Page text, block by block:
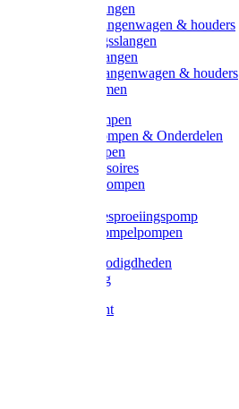
Overige slangen
Overige slangenwagen & houders
Beregeningsslangen
Gardena slangen
Gardena slangenwagen & houders
Slangklemmen
Leader pompen
Zwengelpompen & Onderdelen
Ebara pompen
Pompaccessoires
Excellent pompen
Gardena besproeiingspomp
Gardena dompelpompen
Tyleen benodigdheden
Tyleenslang
Lange bocht